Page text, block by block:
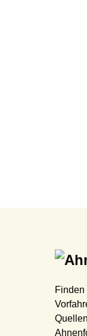
Finden